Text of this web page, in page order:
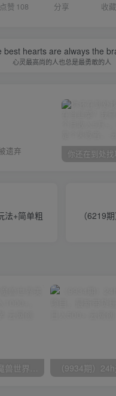
点赞 108 分享 收藏
best hearts are always the
心灵最高尚的人也总是最勇敢的人
遗弃
法+简单粗
（6219
（9111期）全网首发魔兽世界美服全自动打金搬砖，日入1000+，简单好操作，保姆级教学